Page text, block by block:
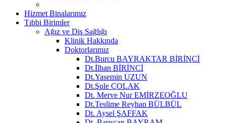
Hizmet Binalarımız
Tıbbi Birimler
Ağız ve Diş Sağlığı
Klinik Hakkında
Doktorlarımız
Dt.Burcu BAYRAKTAR BİRİNCİ
Dt.İlhan BİRİNCİ
Dt.Yasemin UZUN
Dt.Şule ÇOLAK
Dt. Merve Nur EMİRZEOĞLU
Dt.Teslime Reyhan BÜLBÜL
Dt. Aysel ŞAFFAK